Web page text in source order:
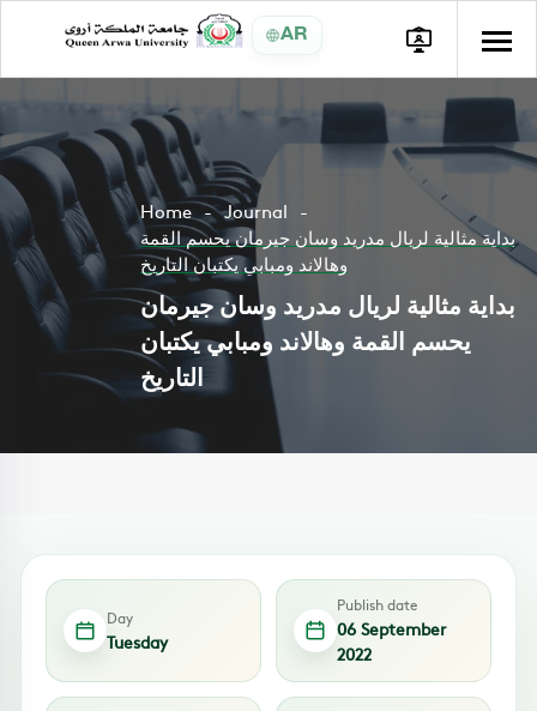
AR
Home
Journal
بداية مثالية لريال مدريد وسان جيرمان يحسم القمة
وهالاند ومبابي يكتبان التاريخ
بداية مثالية لريال مدريد وسان جيرمان
يحسم القمة وهالاند ومبابي يكتبان
التاريخ
Day
Tuesday
Publish date
06 September
2022